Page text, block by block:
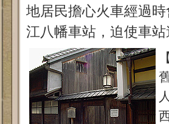
地居民擔心火車經過
江八幡車站，迫使車站